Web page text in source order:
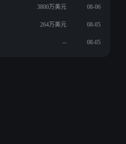
3800万美元 08-06
264万美元 08-05
-- 08-05